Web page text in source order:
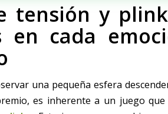
tensión y
en cada
una pequeña esfera
es inherente a un juego que